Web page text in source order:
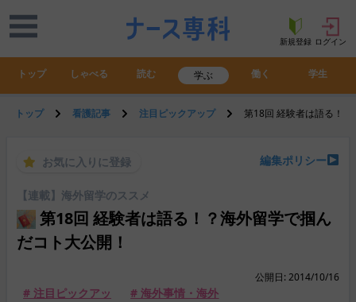
新規登録 ログイン
トップ しゃべる 読む 学ぶ 働く 学生
トップ 看護記事 注目ピックアップ 第18回 経験者は語る！
お気に入りに登録 編集ポリシー
【連載】海外留学のススメ
第18回 経験者は語る！？海外留学で掴ん
だコト大公開！
公開日: 2014/10/16
# 注目ピックアッ
# 海外事情・海外